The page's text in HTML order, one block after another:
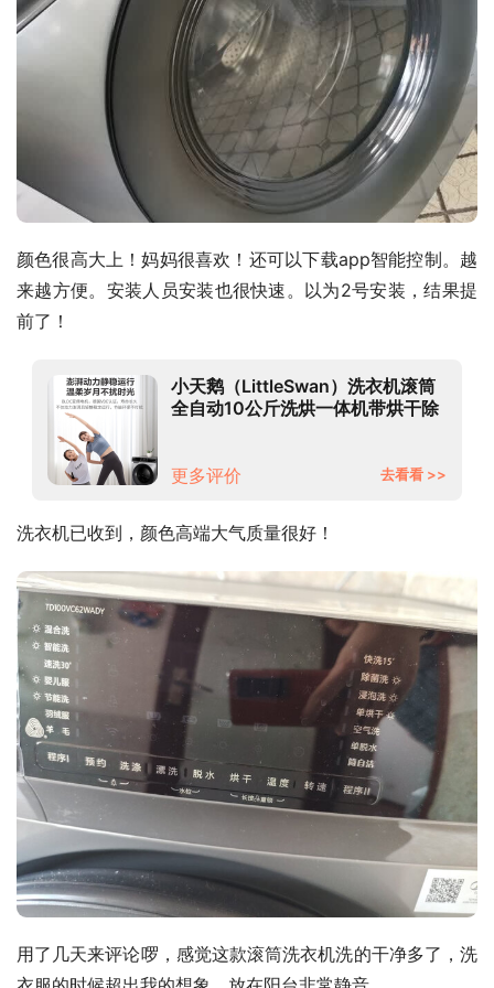
颜色很高大上！妈妈很喜欢！还可以下载app智能控制。越
来越方便。安装人员安装也很快速。以为2号安装，结果提
前了！
小天鹅（LittleSwan）洗衣机滚筒
全自动10公斤洗烘一体机带烘干除
TD100VC62WADY
更多评价 去看看 >>
洗衣机已收到，颜色高端大气质量很好！
用了几天来评论啰，感觉这款滚筒洗衣机洗的干净多了，洗